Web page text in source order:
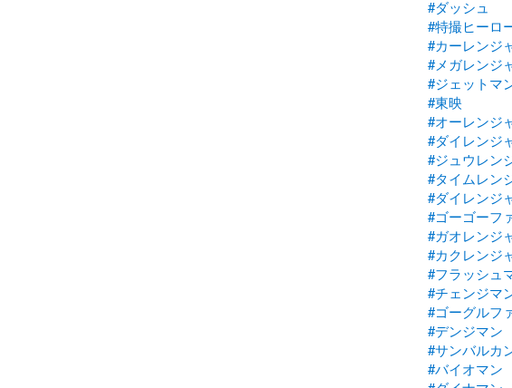
#ダッシュ
#特撮ヒーロ
#カーレンジ
#メガレンジ
#ジェットマ
#東映
#オーレンジ
#ダイレンジ
#ジュウレン
#タイムレン
#ダイレンジ
#ゴーゴーフ
#ガオレンジ
#カクレンジ
#フラッシュ
#チェンジマ
#ゴーグルフ
#デンジマン
#サンバルカ
#バイオマン